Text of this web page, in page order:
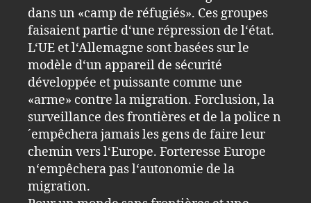
dans un «camp de réfugiés». Ces groupes
faisaient partie d‘une répression de l‘état.
L‘UE et l‘Allemagne sont basées sur le
modèle d‘un appareil de sécurité
développée et puissante comme une
«arme» contre la migration. Forclusion, la
surveillance des frontières et de la police n
´empêchera jamais les gens de faire leur
chemin vers l‘Europe. Forteresse Europe
n‘empêchera pas l‘autonomie de la
migration.